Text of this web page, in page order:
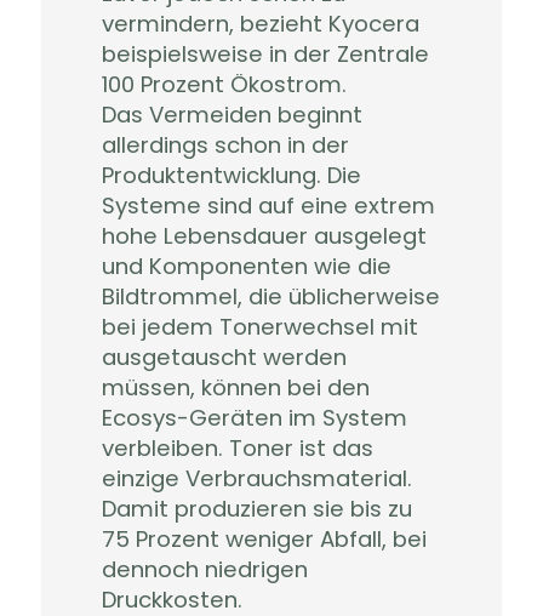
vermindern, bezieht Kyocera
beispielsweise in der Zentrale
100 Prozent Ökostrom.
Das Vermeiden beginnt
allerdings schon in der
Produktentwicklung. Die
Systeme sind auf eine extrem
hohe Lebensdauer ausgelegt
und Komponenten wie die
Bildtrommel, die üblicherweise
bei jedem Tonerwechsel mit
ausgetauscht werden
müssen, können bei den
Ecosys-Geräten im System
verbleiben. Toner ist das
einzige Verbrauchsmaterial.
Damit produzieren sie bis zu
75 Prozent weniger Abfall, bei
dennoch niedrigen
Druckkosten.